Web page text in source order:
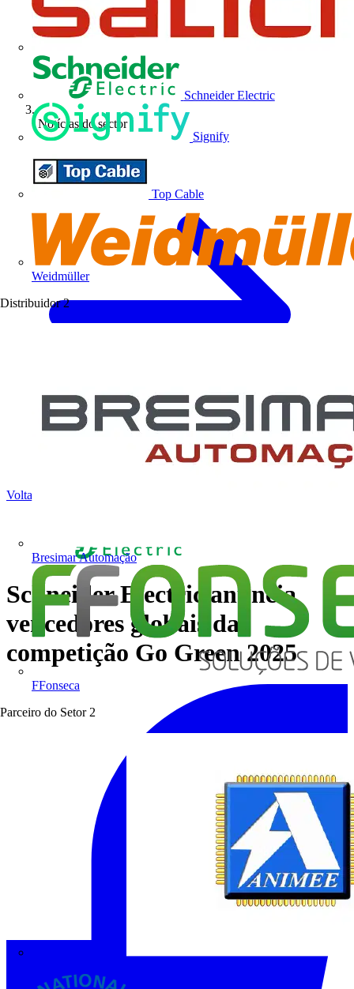
Schneider Electric
Signify
Top Cable
Weidmüller
Distribuidor 2
Bresimar Automação
FFonseca
Parceiro do Setor 2
Notícias do sector
Voltar para Notícias
Schneider Electric anuncia
vencedores globais da
competição Go Green 2025